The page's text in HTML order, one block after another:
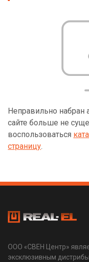
Неправильно набран
сайте больше не
воспользоваться
страницу.
ООО «СВЕН Центр»
эксклюзивным